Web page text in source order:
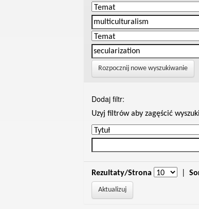
Rozpocznij nowe wyszukiwanie
Dodaj filtr:
Uzyj filtrów aby zagęścić
Rezultaty/Strona